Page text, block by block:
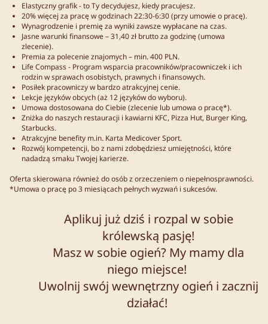
Elastyczny grafik - to Ty decydujesz, kiedy pracujesz.
20% więcej za pracę w godzinach 22:30-6:30 (przy umowie o pracę).
Wynagrodzenie i premię za wyniki zawsze wypłacane na czas.
Jasne warunki finansowe – 31,40 zł brutto za godzinę (umowa
zlecenie).
Premia za polecenie znajomych – min. 400 PLN.
Life Compass - Program wsparcia pracowników/pracowniczek i ich
rodzin w sprawach osobistych, prawnych i finansowych.
Posiłek pracowniczy w bardzo atrakcyjnej cenie.
Lekcje języków obcych (aż 12 języków do wyboru).
Umowa dostosowana do Ciebie (zlecenie lub umowa o pracę*).
Zniżka do naszych restauracji i kawiarni KFC, Pizza Hut, Burger King,
Starbucks.
Atrakcyjne benefity m.in. Karta Medicover Sport.
Rozwój kompetencji, bo z nami zdobędziesz umiejętności, które
nadadzą smaku Twojej karierze.
Oferta skierowana również do osób z orzeczeniem o niepełnosprawności.
*Umowa o pracę po 3 miesiącach pełnych wyzwań i sukcesów.
Aplikuj już dziś i rozpal w sobie
królewską pasję!
Masz w sobie ogień? My mamy dla
niego miejsce!
Uwolnij swój wewnętrzny ogień i zacznij
działać!